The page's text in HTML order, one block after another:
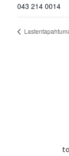
043 214 0014